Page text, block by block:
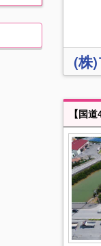
(株